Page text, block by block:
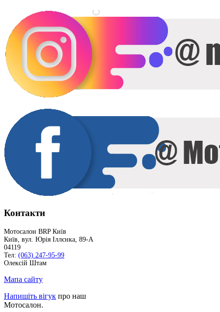
Контакти
Мотосалон BRP Київ
Київ, вул. Юрія Іллєнка, 89-А
04119
Тел: (063) 247-95-99
Олексій Штам
Мапа сайту
Напишіть вігук про наш
Мотосалон.